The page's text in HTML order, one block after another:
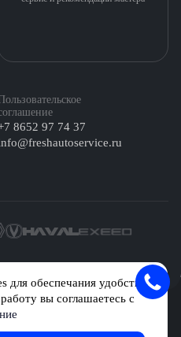
для обеспечания удобства
вы соглашаетесь с
8652 97 74 37
маркетплейс» зарегистрировано
в сфере связи, информационных
№ Эл № ФС77-84512 от